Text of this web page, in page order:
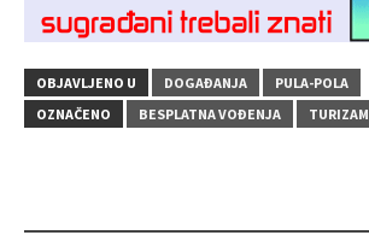
OBJAVLJENO U DOGAĐANJA
PULA-POLA
OZNAČENO
BESPLATNA VOĐENJA TURIZAM